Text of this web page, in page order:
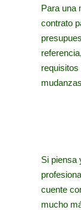
Para una
contrato
Si piensa
cuente
mucho